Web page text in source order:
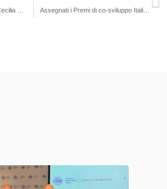
Assegnati i Premi di co-sviluppo Italia-Stati Baltici: A ‘The Waterline’ i 20mila euro del MiC